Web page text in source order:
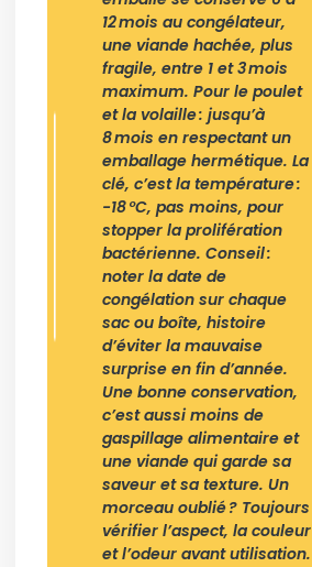
12 mois au congélateur,
une viande hachée, plus
fragile, entre 1 et 3 mois
maximum. Pour le poulet
et la volaille : jusqu’à
8 mois en respectant un
emballage hermétique. La
clé, c’est la température :
-18 °C, pas moins, pour
stopper la prolifération
bactérienne. Conseil :
noter la date de
congélation sur chaque
sac ou boîte, histoire
d’éviter la mauvaise
surprise en fin d’année.
Une bonne conservation,
c’est aussi moins de
gaspillage alimentaire et
une viande qui garde sa
saveur et sa texture. Un
morceau oublié ? Toujours
vérifier l’aspect, la couleur
et l’odeur avant utilisation.